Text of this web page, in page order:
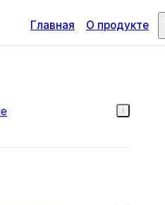
Главная О продукте